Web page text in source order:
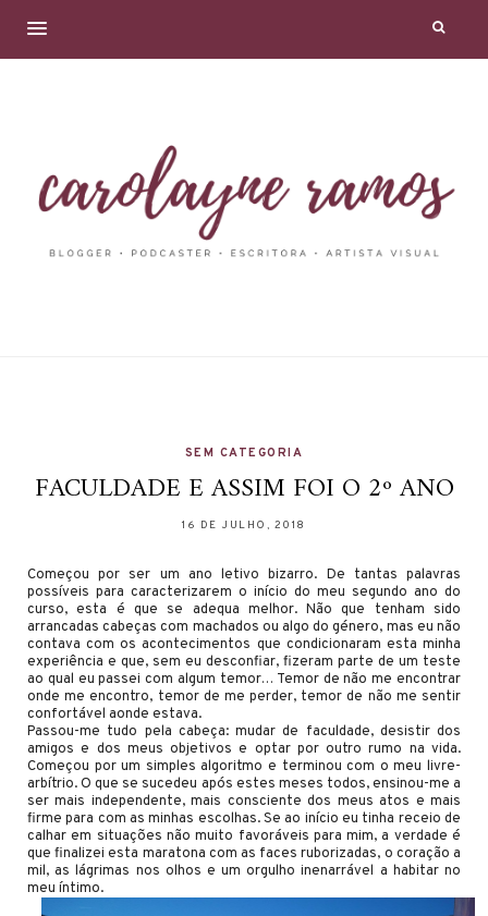
SEM CATEGORIA
FACULDADE E ASSIM FOI O 2º ANO
16 DE JULHO, 2018
Começou por ser um ano letivo bizarro. De tantas palavras
possíveis para caracterizarem o início do meu segundo ano do
curso, esta é que se adequa melhor. Não que tenham sido
arrancadas cabeças com machados ou algo do género, mas eu não
contava com os acontecimentos que condicionaram esta minha
experiência e que, sem eu desconfiar, fizeram parte de um teste
ao qual eu passei com algum temor… Temor de não me encontrar
onde me encontro, temor de me perder, temor de não me sentir
confortável aonde estava.
Passou-me tudo pela cabeça: mudar de faculdade, desistir dos
amigos e dos meus objetivos e optar por outro rumo na vida.
Começou por um simples algoritmo e terminou com o meu livre-
arbítrio. O que se sucedeu após estes meses todos, ensinou-me a
ser mais independente, mais consciente dos meus atos e mais
firme para com as minhas escolhas. Se ao início eu tinha receio de
calhar em situações não muito favoráveis para mim, a verdade é
que finalizei esta maratona com as faces ruborizadas, o coração a
mil, as lágrimas nos olhos e um orgulho inenarrável a habitar no
meu íntimo.